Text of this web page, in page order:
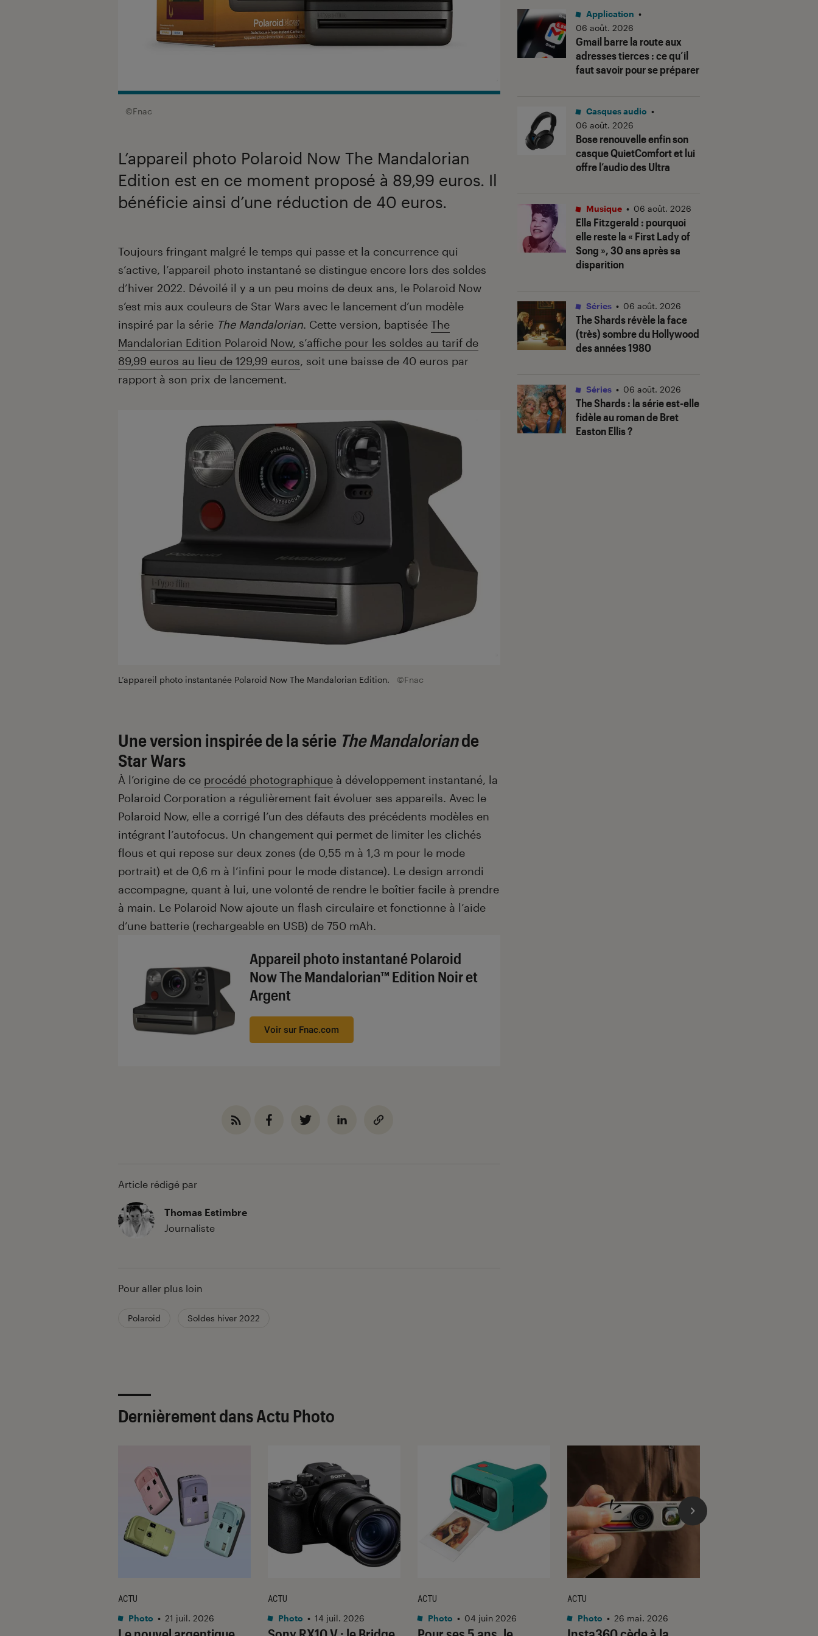
©Fnac
L’appareil photo Polaroid Now The Mandalorian
Edition est en ce moment proposé à 89,99 euros. Il
bénéficie ainsi d’une réduction de 40 euros.
Introduction
Toujours fringant malgré le temps qui passe et la concurrence qui
s’active, l’appareil photo instantané se distingue encore lors des soldes
d’hiver 2022. Dévoilé il y a un peu moins de deux ans, le Polaroid Now
s’est mis aux couleurs de Star Wars avec le lancement d’un modèle
inspiré par la série The Mandalorian. Cette version, baptisée The
Mandalorian Edition Polaroid Now, s’affiche pour les soldes au tarif de
89,99 euros au lieu de 129,99 euros, soit une baisse de 40 euros par
rapport à son prix de lancement.
L’appareil photo instantanée Polaroid Now The Mandalorian Edition. ©Fnac
Une version inspirée de la série The Mandaloriande
Star Wars
À l’origine de ce procédé photographique à développement instantané, la
Polaroid Corporation a régulièrement fait évoluer ses appareils. Avec le
Polaroid Now, elle a corrigé l’un des défauts des précédents modèles en
intégrant l’autofocus. Un changement qui permet de limiter les clichés
flous et qui repose sur deux zones (de 0,55 m à 1,3 m pour le mode
portrait) et de 0,6 m à l’infini pour le mode distance). Le design arrondi
accompagne, quant à lui, une volonté de rendre le boîtier facile à prendre
à main. Le Polaroid Now ajoute un flash circulaire et fonctionne à l’aide
d’une batterie (rechargeable en USB) de 750 mAh.
Appareil photo instantané Polaroid
Now The Mandalorian™ Edition Noir et
Argent
Voir sur Fnac.com
Article rédigé par
Thomas Estimbre
Journaliste
Pour aller plus loin
Polaroid Soldes hiver 2022
Gmail barre la route aux
adresses tierces : ce qu’il
faut savoir pour se préparer
Application •
06 août. 2026
Bose renouvelle enfin son
casque QuietComfort et lui
offre l’audio des Ultra
Casques audio •
06 août. 2026
Ella Fitzgerald : pourquoi
elle reste la « First Lady of
Song », 30 ans après sa
disparition
Musique • 06 août. 2026
The Shardsrévèle la face
(très) sombre du Hollywood
des années 1980
Séries • 06 août. 2026
The Shards: la série est-elle
fidèle au roman de Bret
Easton Ellis ?
Séries • 06 août. 2026
Dernièrement dans Actu Photo
ACTU
Photo • 21 juil. 2026
ACTU
Photo • 14 juil. 2026
ACTU
Photo • 04 juin 2026
ACTU
Photo • 26 mai. 2026